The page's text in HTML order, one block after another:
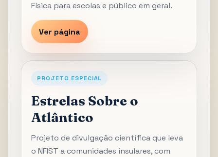
Física para escolas e público em geral.
Ver página
PROJETO ESPECIAL
Estrelas Sobre o
Atlântico
Projeto de divulgação científica que leva
o NFIST a comunidades insulares, com